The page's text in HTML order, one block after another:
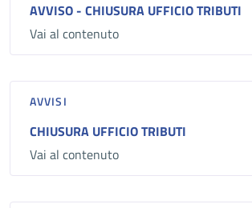
AVVISO - CHIUSURA UFFICIO TRIBUTI
Vai al contenuto
AVVISI
CHIUSURA UFFICIO TRIBUTI
Vai al contenuto